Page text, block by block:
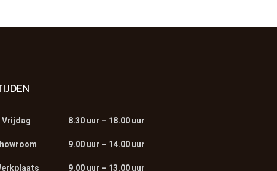
Vrijdag 8.30 uur – 18.00 uur
9.00 uur – 14.00 uur
9.00 uur – 13.00 uur